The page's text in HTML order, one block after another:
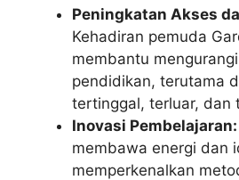
Peningkatan Akses
Kehadiran pemuda
membantu
pendidikan, terutama
tertinggal, terluar, dan
Inovasi Pembelajaran:
membawa energi dan
memperkenalkan